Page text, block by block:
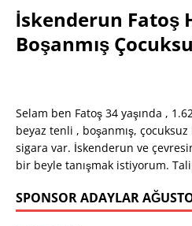
İskenderun Fatoş
Boşanmış
Selam ben Fatoş 34 yaşında ,
beyaz tenli , boşanmış,
sigara var. İskenderun ve
bir beyle tanışmak istiyorum.
SPONSOR ADAYLAR